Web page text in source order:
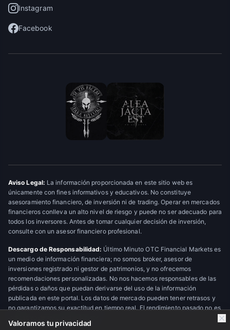
Instagram
Facebook
Aviso Legal: La información proporcionada en este sitio web es
únicamente con fines informativos y educativos. No constituye
asesoramiento financiero, de inversión ni de trading. Operar en mercados
financieros conlleva un alto nivel de riesgo y puede no ser adecuado para
todos los inversores. Antes de tomar cualquier decisión de inversión,
consulte con un asesor financiero profesional.
Descargo de Responsabilidad: Último Minuto OTC Financial Markets es
un medio de información financiera; no somos broker, asesor de
inversiones registrado ni gestor de patrimonios, y no ofrecemos
recomendaciones personalizadas. No nos hacemos responsables de las
pérdidas o daños que puedan derivarse del uso de la información
publicada en este portal. Los datos de mercado pueden tener retrasos y
no garantizamos su exactitud en tiempo real. El rendimiento pasado no es
Valoramos tu privacidad